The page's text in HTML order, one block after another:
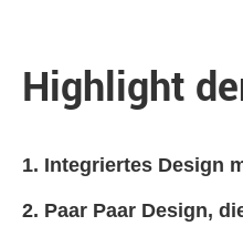
Highlight
Integriertes Design
Paar Paar Design,